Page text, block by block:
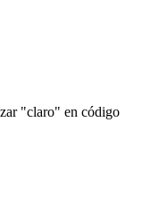
"claro" en código